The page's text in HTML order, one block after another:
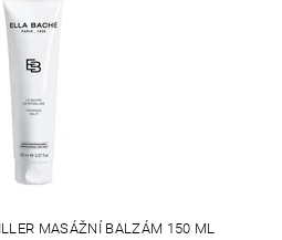
MASÁŽNÍ BALZÁM 150 ML